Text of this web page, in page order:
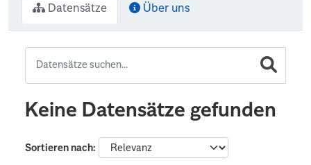
Datensätze Über uns
Keine Datensätze gefunden
Sortieren nach